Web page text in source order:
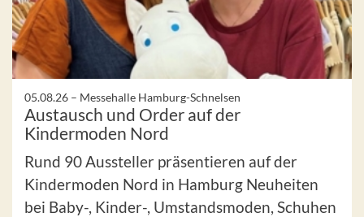
05.08.26 – Messehalle Hamburg-Schnelsen
Austausch und Order auf der
Kindermoden Nord
Rund 90 Aussteller präsentieren auf der
Kindermoden Nord in Hamburg Neuheiten
bei Baby-, Kinder-, Umstandsmoden, Schuhen